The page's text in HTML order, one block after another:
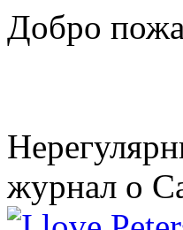
Добро
журнал о